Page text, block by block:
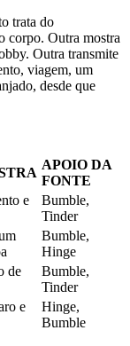
trata do
corpo. Outra mostra
Outra transmite
viagem, um
desde que
APOIO DA
FONTE
e
Bumble,
Tinder
Bumble,
Hinge
de
Bumble,
Tinder
e
Hinge,
Bumble